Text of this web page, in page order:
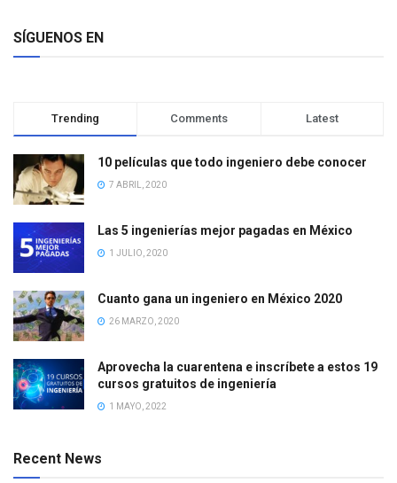
SÍGUENOS EN
Trending Comments Latest
10 películas que todo ingeniero debe conocer
7 ABRIL, 2020
Las 5 ingenierías mejor pagadas en México
1 JULIO, 2020
Cuanto gana un ingeniero en México 2020
26 MARZO, 2020
Aprovecha la cuarentena e inscríbete a estos 19
cursos gratuitos de ingeniería
1 MAYO, 2022
Recent News